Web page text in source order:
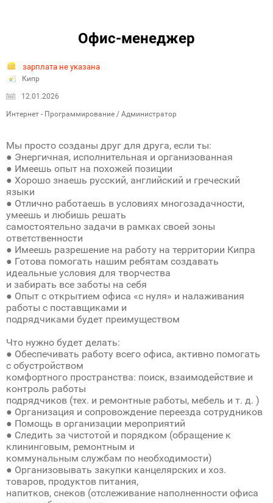
Офис-менеджер
зарплата не указана
Кипр
12.01.2026
Интернет - Программирование / Администратор
Мы просто созданы друг для друга, если ты:
● Энергичная, исполнительная и организованная
● Имеешь опыт на похожей позиции
● Хорошо знаешь русский, английский и греческий
языки
● Отлично работаешь в условиях многозадачности,
умеешь и любишь решать
самостоятельно задачи в рамках своей зоны
ответственности
● Имеешь разрешение на работу на территории Кипра
● Готова помогать нашим ребятам создавать
идеальные условия для творчества
и забирать все заботы на себя
● Опыт с открытием офиса «с нуля» и налаживания
работы с поставщиками и
подрядчиками будет преимуществом
Что нужно будет делать:
● Обеспечивать работу всего офиса, активно помогать
с обустройством
комфортного пространства: поиск, взаимодействие и
контроль работы
подрядчиков (тех. и ремонтные работы, мебель и т. д. )
● Организация и сопровождение переезда сотрудников
● Помощь в организации мероприятий
● Следить за чистотой и порядком (обращение к
клининговым, ремонтным и
коммунальным службам по необходимости)
● Организовывать закупки канцелярских и хоз.
товаров, продуктов питания,
напитков, снеков (отслеживание наполненности офиса